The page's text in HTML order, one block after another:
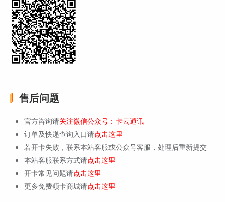
售后问题
官方咨询请关注微信公众号：卡云通讯
订单及快递查询入口请点击这里
若开卡失败，联系本站客服或公众号客服，处理后重新提交
本站客服联系方式请点击这里
开卡常见问题请点击这里
更多免费领卡商城请点击这里